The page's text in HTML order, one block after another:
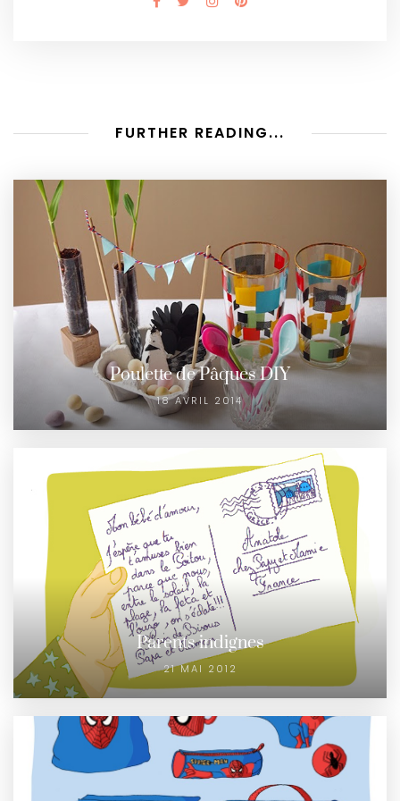
FURTHER READING...
Poulette de Pâques DIY
18 AVRIL 2014
Parents indignes
21 MAI 2012